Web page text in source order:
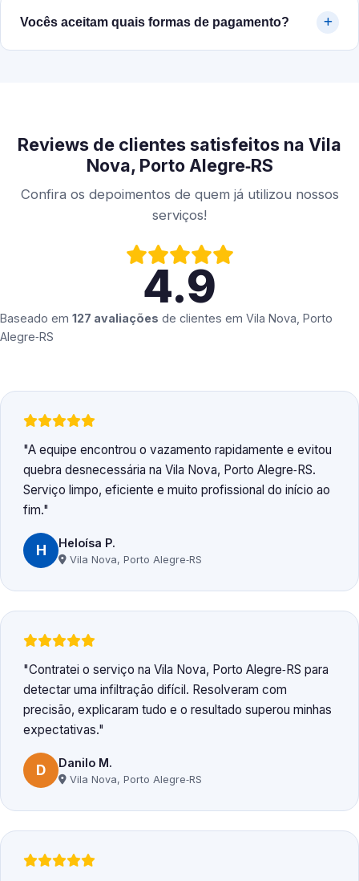
Vocês aceitam quais formas de pagamento?
Reviews de clientes satisfeitos na Vila
Nova, Porto Alegre‑RS
Confira os depoimentos de quem já utilizou nossos
serviços!
4.9
Baseado em 127 avaliações de clientes em Vila Nova, Porto
Alegre‑RS
A equipe encontrou o vazamento rapidamente e evitou
quebra desnecessária na Vila Nova, Porto Alegre‑RS.
Serviço limpo, eficiente e muito profissional do início ao
fim.
H Heloísa P.
Vila Nova, Porto Alegre‑RS
Contratei o serviço na Vila Nova, Porto Alegre‑RS para
detectar uma infiltração difícil. Resolveram com
precisão, explicaram tudo e o resultado superou minhas
expectativas.
D Danilo M.
Vila Nova, Porto Alegre‑RS